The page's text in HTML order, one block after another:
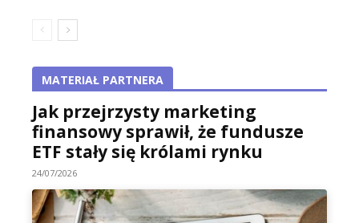
MATERIAŁ PARTNERA
Jak przejrzysty marketing
finansowy sprawił, że fundusze
ETF stały się królami rynku
24/07/2026